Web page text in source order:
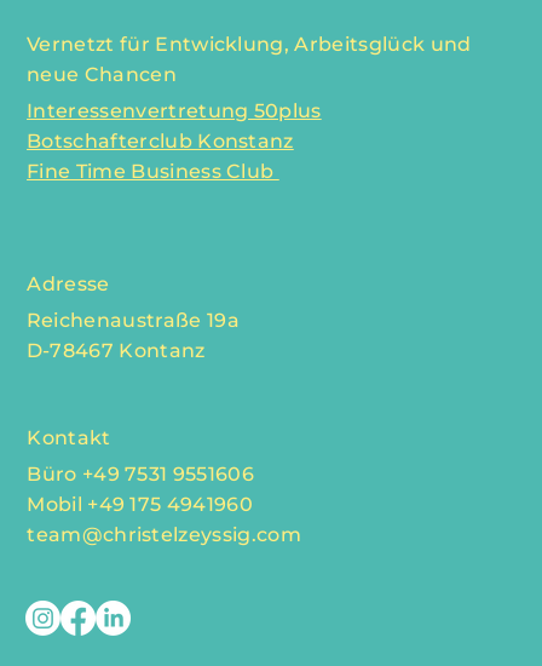
Vernetzt für Entwicklung, Arbeitsglück und
neue Chancen
Interessenvertretung 50plus
Botschafterclub Konstanz
Fine Time Business Club
Adresse
Reichenaustraße 19a
D-78467 Kontanz
Kontakt
Büro +49 7531 9551606
Mobil +49 175 4941960
team@christelzeyssig.com